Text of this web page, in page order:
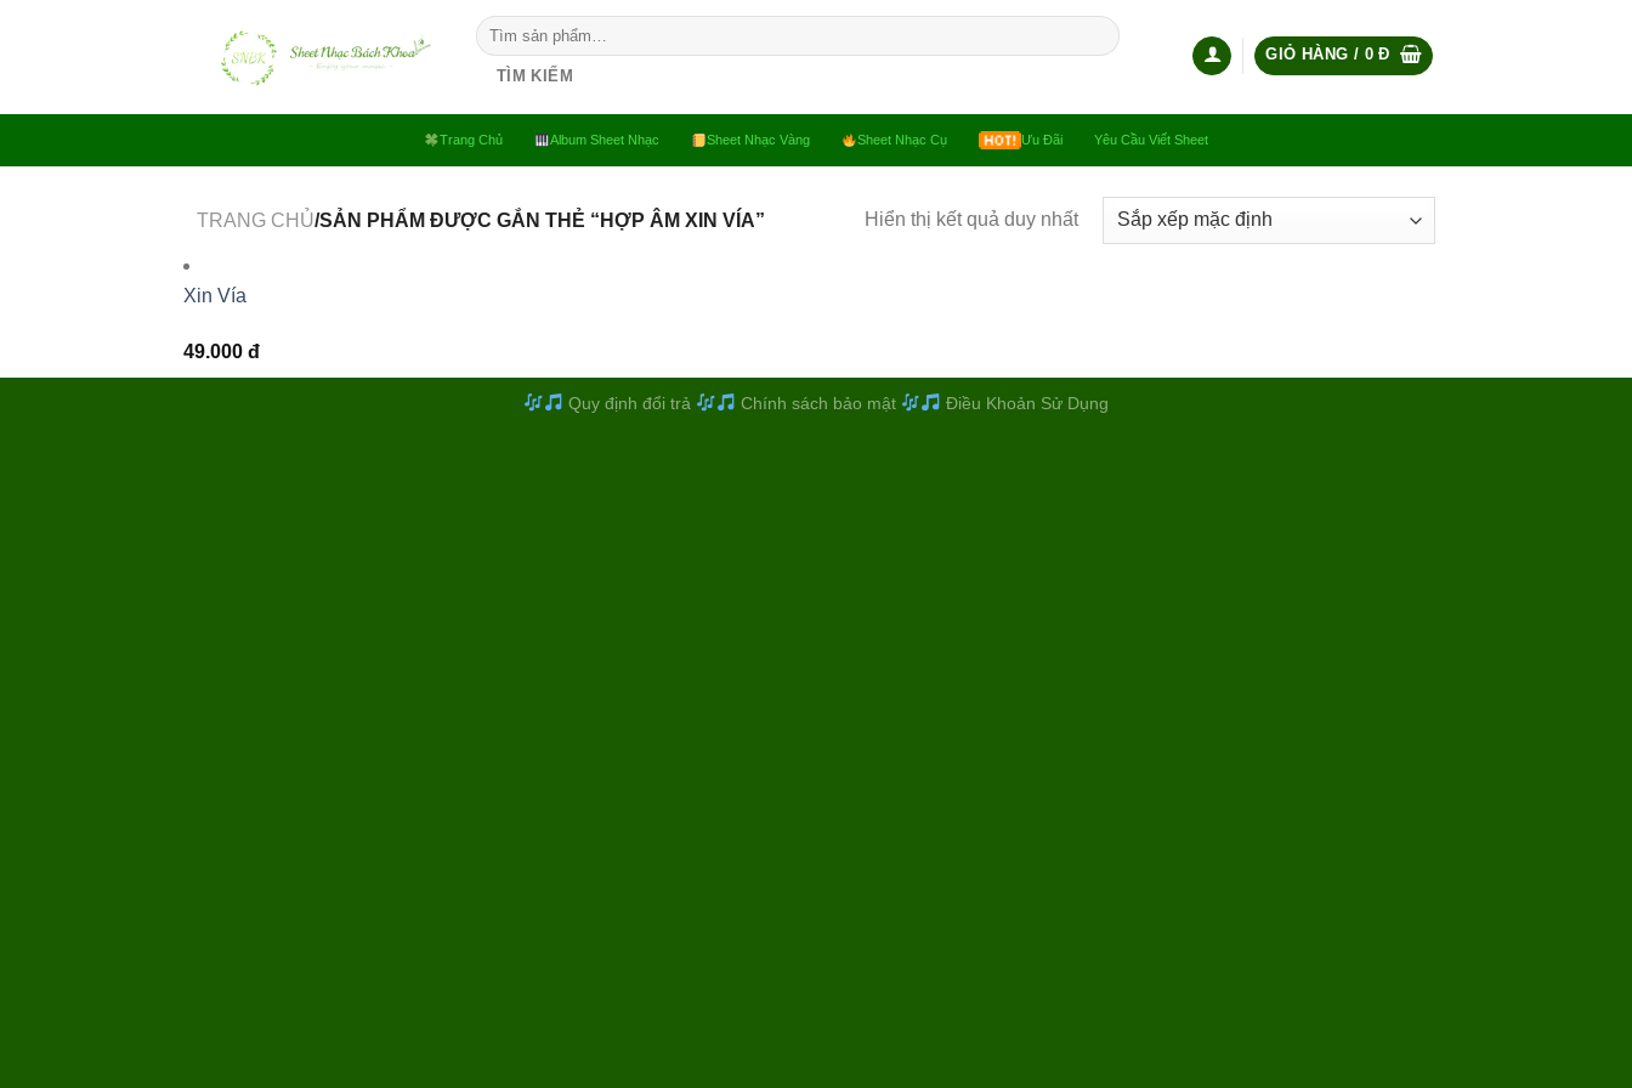
Tìm
kiếm:
TÌM KIẾM
GIỎ HÀNG / 0Đ
Trang Chủ Album Sheet Nhạc Sheet Nhạc Vàng Sheet Nhạc Cụ Ưu Đãi Yêu Cầu Viết Sheet
TRANG CHỦ/SẢN PHẨM ĐƯỢC GẮN THẺ “HỢP ÂM XIN VÍA” Hiển thị kết quả duy nhất
Xin Vía
49.000 đ
Quy định đổi trả Chính sách bảo mật Điều Khoản Sử Dụng